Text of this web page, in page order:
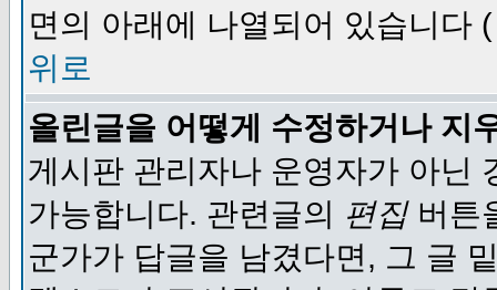
면의 아래에 나열되어 있습니다 (
위로
올린글을 어떻게 수정하거나 지
게시판 관리자나 운영자가 아닌
가능합니다. 관련글의 편집버튼
군가가 답글을 남겼다면, 그 글